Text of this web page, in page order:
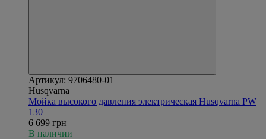
Артикул: 9706480-01
Husqvarna
Мойка высокого давления электрическая Husqvarna PW
130
6 699 грн
В наличии